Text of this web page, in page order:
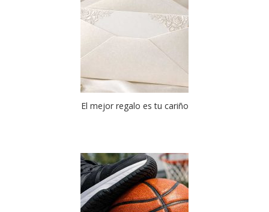
El mejor regalo es tu cariño